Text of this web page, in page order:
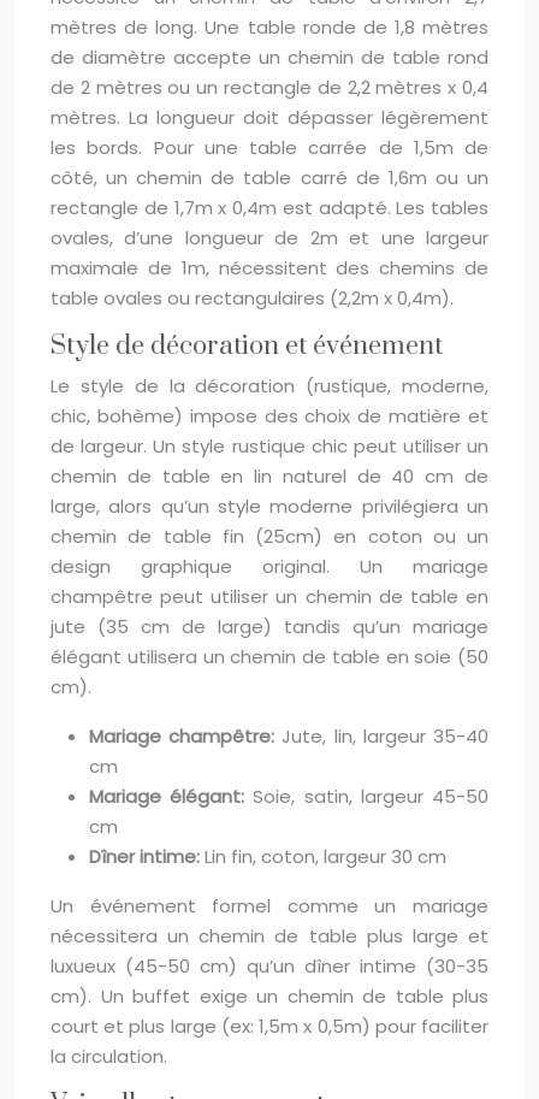
mètres de long. Une table ronde de 1,8 mètres
de diamètre accepte un chemin de table rond
de 2 mètres ou un rectangle de 2,2 mètres x 0,4
mètres. La longueur doit dépasser légèrement
les bords. Pour une table carrée de 1,5m de
côté, un chemin de table carré de 1,6m ou un
rectangle de 1,7m x 0,4m est adapté. Les tables
ovales, d’une longueur de 2m et une largeur
maximale de 1m, nécessitent des chemins de
table ovales ou rectangulaires (2,2m x 0,4m).
Style de décoration et événement
Le style de la décoration (rustique, moderne,
chic, bohème) impose des choix de matière et
de largeur. Un style rustique chic peut utiliser un
chemin de table en lin naturel de 40 cm de
large, alors qu’un style moderne privilégiera un
chemin de table fin (25cm) en coton ou un
design graphique original. Un mariage
champêtre peut utiliser un chemin de table en
jute (35 cm de large) tandis qu’un mariage
élégant utilisera un chemin de table en soie (50
cm).
Mariage champêtre: Jute, lin, largeur 35-40
cm
Mariage élégant:Soie, satin, largeur 45-50
cm
Dîner intime:Lin fin, coton, largeur 30 cm
Un événement formel comme un mariage
nécessitera un chemin de table plus large et
luxueux (45-50 cm) qu’un dîner intime (30-35
cm). Un buffet exige un chemin de table plus
court et plus large (ex: 1,5m x 0,5m) pour faciliter
la circulation.